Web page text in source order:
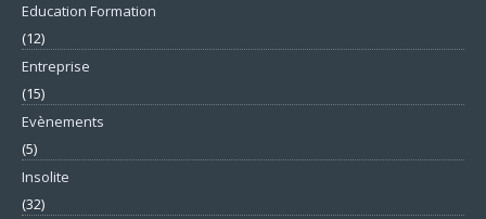
Education Formation
(12)
Entreprise
(15)
Evènements
(5)
Insolite
(32)